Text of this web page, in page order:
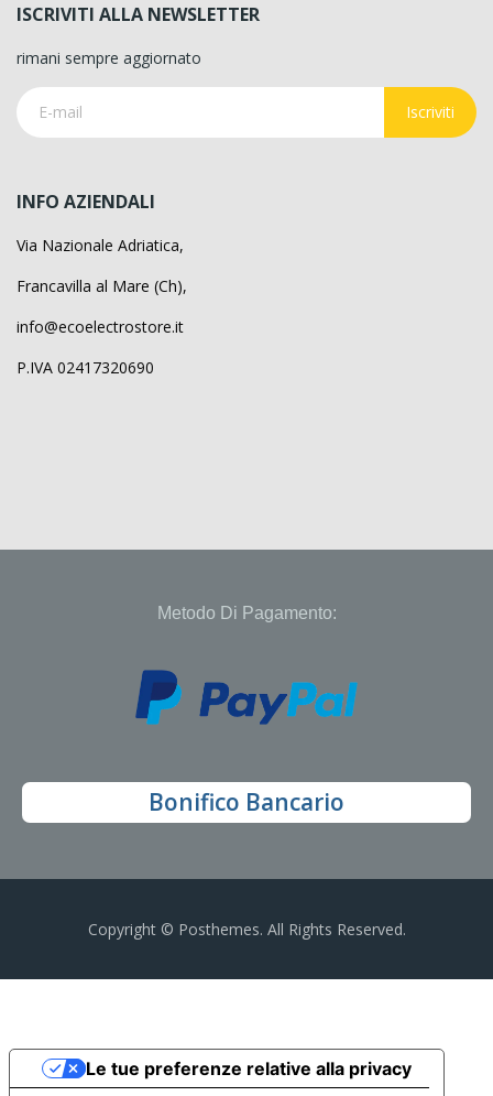
ISCRIVITI ALLA NEWSLETTER
rimani sempre aggiornato
Iscriviti
INFO AZIENDALI
Via Nazionale Adriatica,
Francavilla al Mare (Ch),
info@ecoelectrostore.it
P.IVA 02417320690
Metodo Di Pagamento:
Bonifico Bancario
Copyright © Posthemes. All Rights Reserved.
Le tue preferenze relative alla privacy